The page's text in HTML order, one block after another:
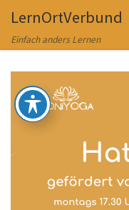
Zum Inhalt springen
LernOrtVerbund
Einfach anders Lernen